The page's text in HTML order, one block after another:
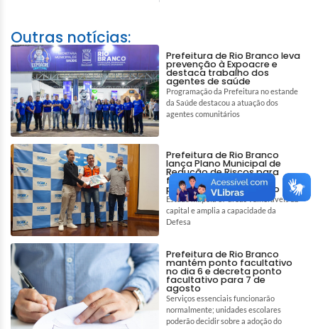
Outras notícias:
Prefeitura de Rio Branco leva
prevenção à Expoacre e
destaca trabalho dos
agentes de saúde
Programação da Prefeitura no estande
da Saúde destacou a atuação dos
agentes comunitários
Prefeitura de Rio Branco
lança Plano Municipal de
Redução de Riscos para
fortalecer prevenção e
proteção da população
Estudo mapeia 87 áreas vulneráveis da
capital e amplia a capacidade da
Defesa
Prefeitura de Rio Branco
mantém ponto facultativo
no dia 6 e decreta ponto
facultativo para 7 de
agosto
Serviços essenciais funcionarão
normalmente; unidades escolares
poderão decidir sobre a adoção do